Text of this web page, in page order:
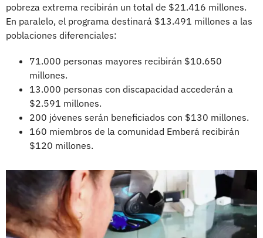
pobreza extrema recibirán un total de $21.416 millones.
En paralelo, el programa destinará $13.491 millones a las
poblaciones diferenciales:
71.000 personas mayores recibirán $10.650
millones.
13.000 personas con discapacidad accederán a
$2.591 millones.
200 jóvenes serán beneficiados con $130 millones.
160 miembros de la comunidad Emberá recibirán
$120 millones.